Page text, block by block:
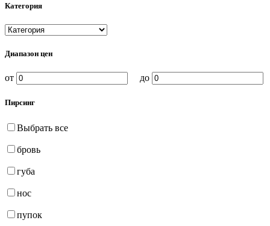
Категория
Диапазон цен
от до
Пирсинг
Выбрать все
бровь
губа
нос
пупок